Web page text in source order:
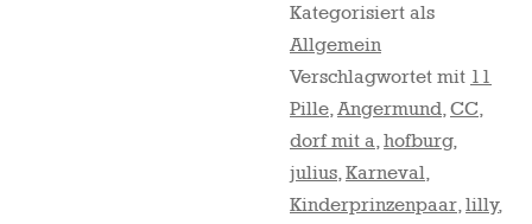
Kategorisiert als
Allgemein
Verschlagwortet mit 11
Pille,Angermund,CC,
dorf mit a,hofburg,
julius,Karneval,
Kinderprinzenpaar,lilly,